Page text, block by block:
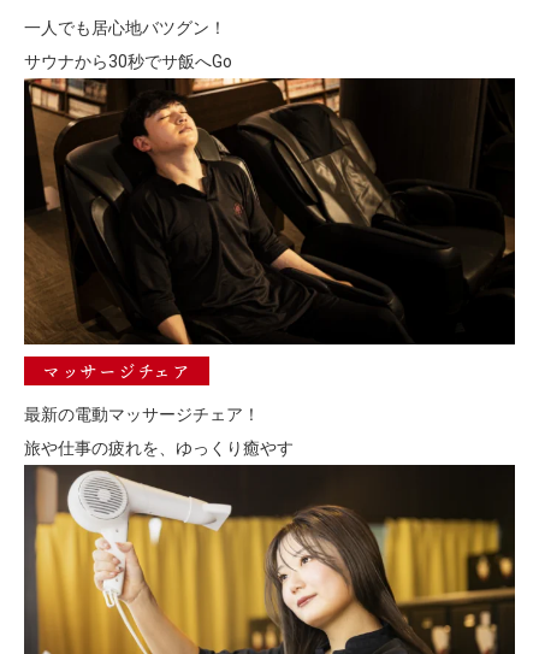
一人でも居心地バツグン！
サウナから30秒でサ飯へGo
マッサージチェア
最新の電動マッサージチェア！
旅や仕事の疲れを、ゆっくり癒やす